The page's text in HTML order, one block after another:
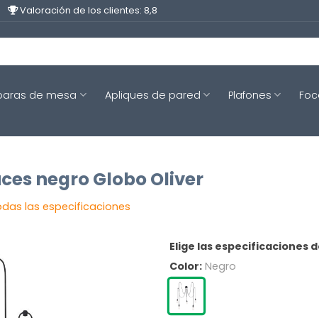
Valoración de los clientes: 8,8
de mesa Apliques de pared Plafones
negro Globo Oliver
las especificaciones
Elige las especificaciones
Color: Negro